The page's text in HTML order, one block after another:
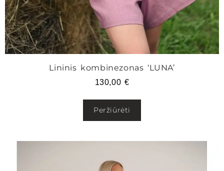
Lininis kombinezonas ‘LUNA’
130,00 €
Peržiūrėti